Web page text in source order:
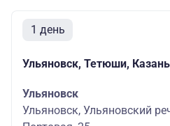
1 день
Ульяновск, Тетюши, Казань
Ульяновск
Ульяновск, Ульяновский